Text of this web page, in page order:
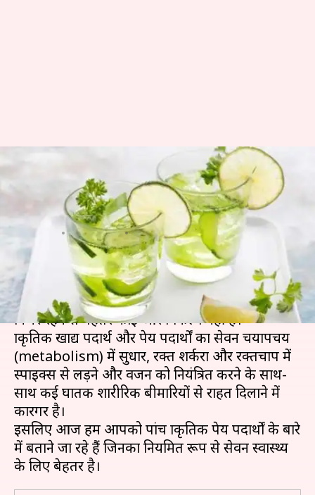
सुबह-सुबह इन पेय पदार्थों का सेवन
स्वास्थ्य के लिए है बेस्ट, होंगे बेमिसाल
फायदे
Mar 02, 2020 08:48 pm
क्या है खबर?
अच्छा स्वास्थ्य बनाए रखने के लिए प्राकृतिक चीजों पर
निर्भर रहने से बेहतर कोई और विकल्प नहीं है।
प्राकृतिक खाद्य पदार्थ और पेय पदार्थों का सेवन चयापचय
(metabolism) में सुधार, रक्त शर्करा और रक्तचाप में
स्पाइक्स से लड़ने और वजन को नियंत्रित करने के साथ-
साथ कई घातक शारीरिक बीमारियों से राहत दिलाने में
कारगर है।
इसलिए आज हम आपको पांच प्राकृतिक पेय पदार्थों के बारे
में बताने जा रहे हैं जिनका नियमित रूप से सेवन स्वास्थ्य